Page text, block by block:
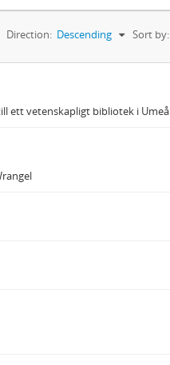
Sort by:
Direction: Descending
ett vetenskapligt bibliotek i Umeå